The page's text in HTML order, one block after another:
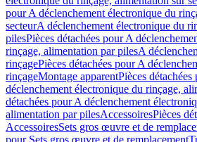
pour A déclenchement électronique du
secteurA déclenchement électronique du
pilesPièces détachées pour A
rinçage, alimentation par pilesA
rinçagePièces détachées pour A
rinçageMontage apparentPièces
déclenchement électronique du rinçage,
détachées pour A déclenchement
alimentation par pilesAccessoiresPièces
AccessoiresSets gros œuvre et de
pour Sets gros œuvre et de remplacement